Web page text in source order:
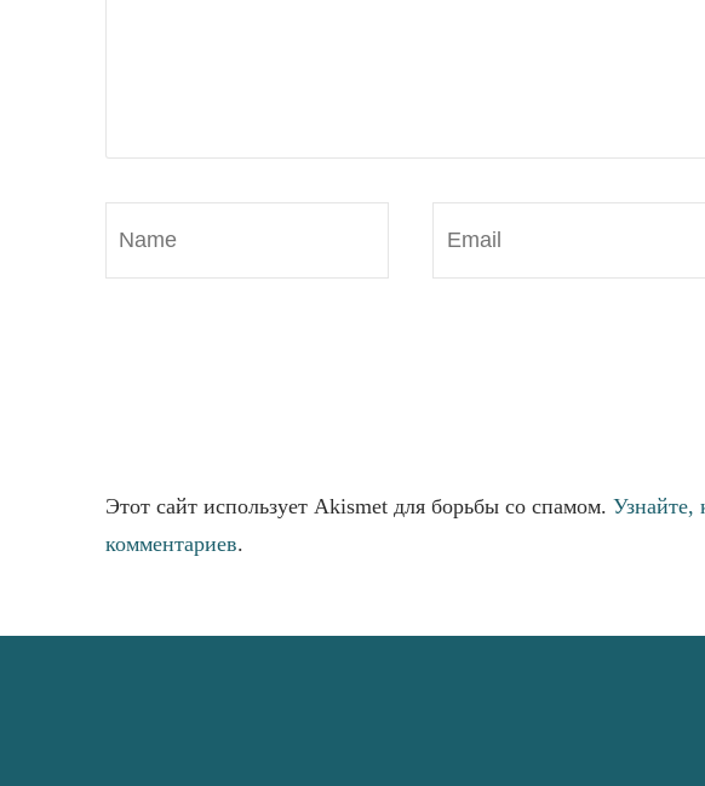
Этот сайт использует Akismet для борьбы со спамом. Узнайте,
комментариев.